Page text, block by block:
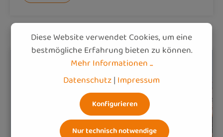
Diese Website verwendet Cookies, um eine
bestmögliche Erfahrung bieten zu können.
Mehr Informationen ...
Datenschutz| Impressum
Nur technisch notwendige
Konfigurieren